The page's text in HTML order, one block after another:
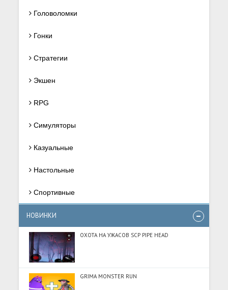
Головоломки
Гонки
Стратегии
Экшен
RPG
Симуляторы
Казуальные
Настольные
Спортивные
НОВИНКИ
ОХОТА НА УЖАСОВ SCP PIPE HEAD
GRIMA MONSTER RUN